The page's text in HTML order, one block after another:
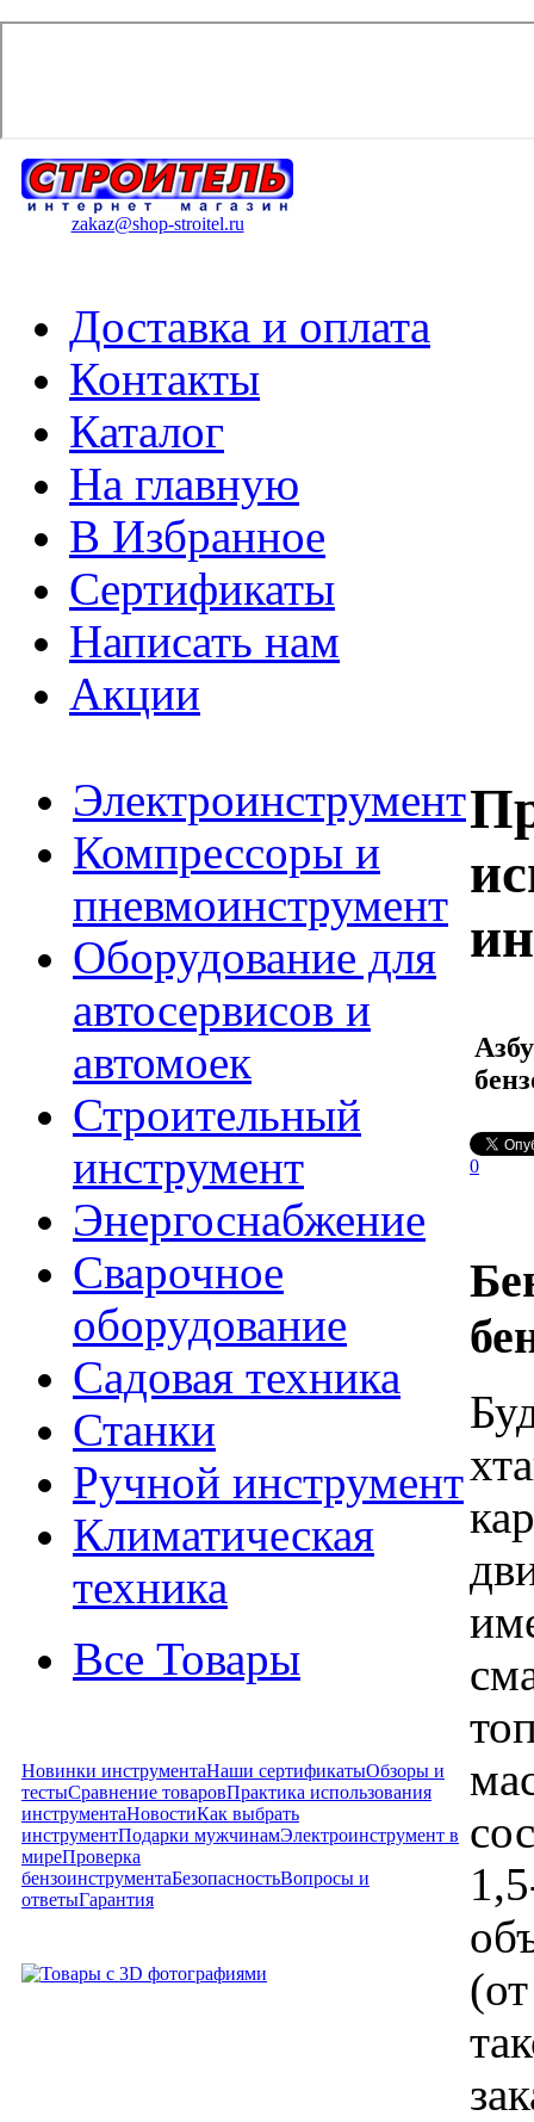
zakaz@shop-stroitel.ru
Доставка и оплата
Контакты
Каталог
На главную
В Избранное
Сертификаты
Написать нам
Акции
Электроинструмент
Компрессоры и
пневмоинструмент
Оборудование для
автосервисов и
автомоек
Строительный
инструмент
Энергоснабжение
Сварочное
оборудование
Садовая техника
Станки
Ручной инструмент
Климатическая
техника
Все Товары
Новинки инструментаНаши сертификатыОбзоры и
тестыСравнение товаровПрактика использования
инструментаНовостиКак выбрать
инструментПодарки мужчинамЭлектроинструмент в
миреПроверка
бензоинструментаБезопасностьВопросы и
ответыГарантия
0